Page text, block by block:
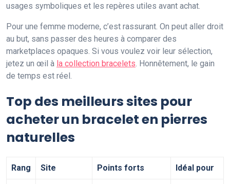
usages symboliques et les repères utiles avant achat.
Pour une femme moderne, c’est rassurant. On peut aller droit
au but, sans passer des heures à comparer des
marketplaces opaques. Si vous voulez voir leur sélection,
jetez un œil à la collection bracelets . Honnêtement, le gain
de temps est réel.
Top des meilleurs sites pour
acheter un bracelet en pierres
naturelles
Rang Site Points forts Idéal pour